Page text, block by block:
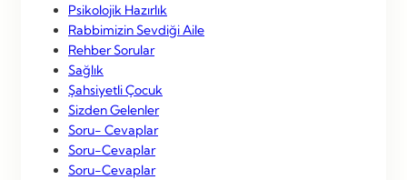
Psikolojik Hazırlık
Rabbimizin Sevdiği Aile
Rehber Sorular
Sağlık
Şahsiyetli Çocuk
Sizden Gelenler
Soru- Cevaplar
Soru-Cevaplar
Soru-Cevaplar